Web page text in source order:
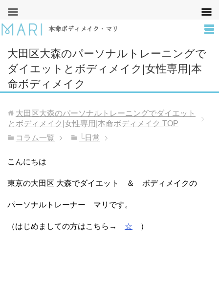
本命ボディメイク・マリ
大田区大森のパーソナルトレーニングで
ダイエットとボディメイク|女性専用|本
命ボディメイク
大田区大森のパーソナルトレーニングでダイエット
とボディメイク|女性専用|本命ボディメイク TOP
コラム一覧
└日常
こんにちは
東京の大田区 大森でダイエット ＆ ボディメイクの
パーソナルトレーナー マリです。
（はじめましての方はこちら→ ☆ ）